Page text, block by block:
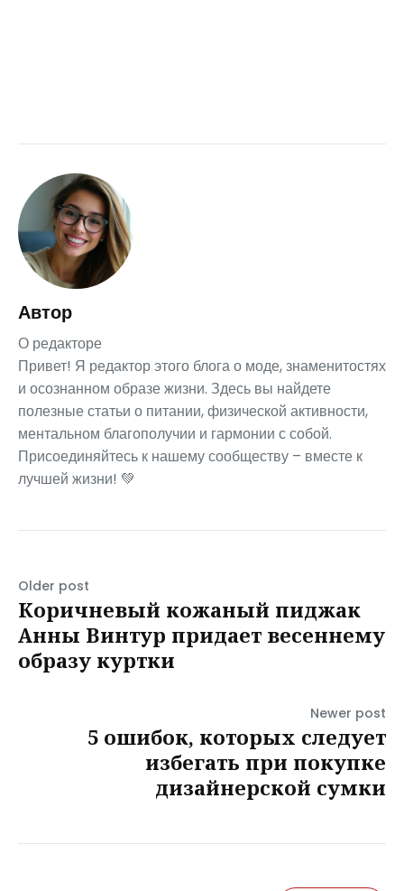
Автор
О редакторе
Привет! Я редактор этого блога о моде, знаменитостях
и осознанном образе жизни. Здесь вы найдете
полезные статьи о питании, физической активности,
ментальном благополучии и гармонии с собой.
Присоединяйтесь к нашему сообществу – вместе к
лучшей жизни! 💚
Older post
Коричневый кожаный пиджак
Анны Винтур придает весеннему
образу куртки
Newer post
5 ошибок, которых следует
избегать при покупке
дизайнерской сумки